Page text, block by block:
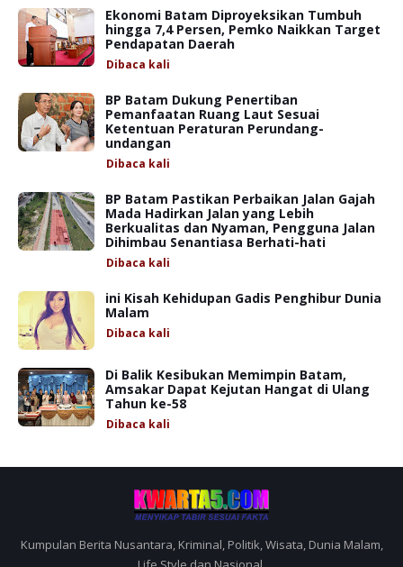
Ekonomi Batam Diproyeksikan Tumbuh
hingga 7,4 Persen, Pemko Naikkan Target
Pendapatan Daerah
Dibaca kali
BP Batam Dukung Penertiban
Pemanfaatan Ruang Laut Sesuai
Ketentuan Peraturan Perundang-
undangan
Dibaca kali
BP Batam Pastikan Perbaikan Jalan Gajah
Mada Hadirkan Jalan yang Lebih
Berkualitas dan Nyaman, Pengguna Jalan
Dihimbau Senantiasa Berhati-hati
Dibaca kali
ini Kisah Kehidupan Gadis Penghibur Dunia
Malam
Dibaca kali
Di Balik Kesibukan Memimpin Batam,
Amsakar Dapat Kejutan Hangat di Ulang
Tahun ke-58
Dibaca kali
Kumpulan Berita Nusantara, Kriminal, Politik, Wisata, Dunia Malam,